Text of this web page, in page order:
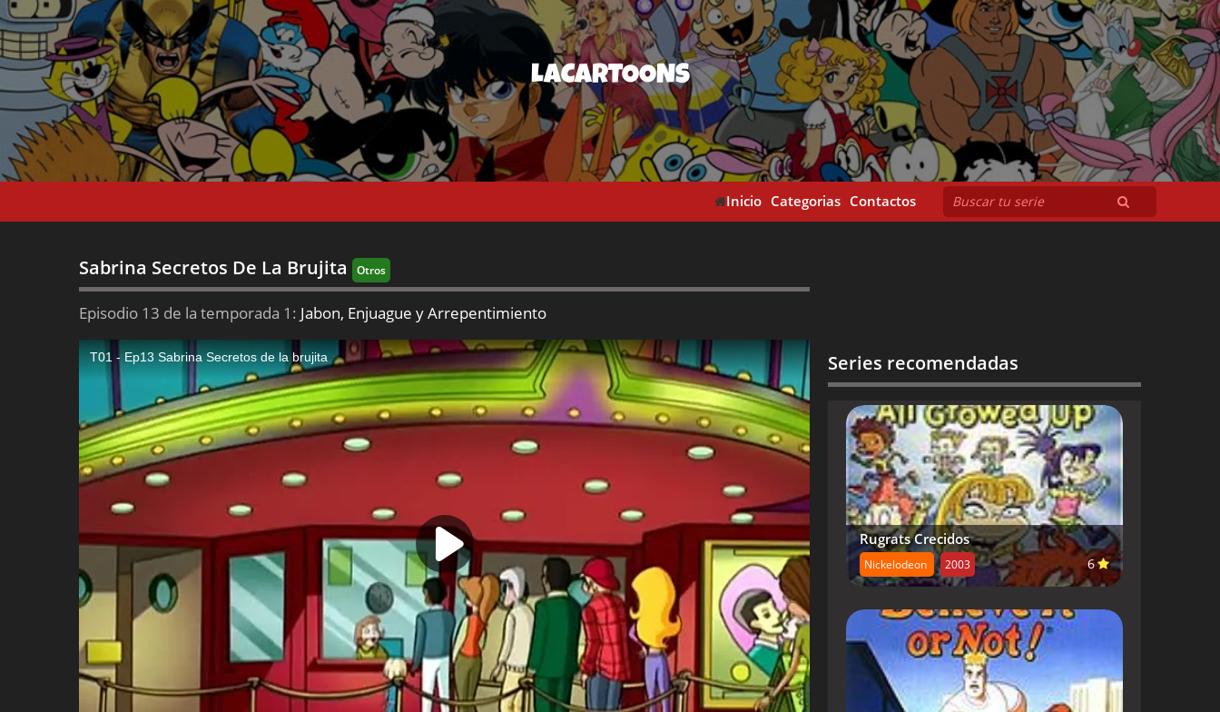
LACARTOONS
Inicio Categorias Contactos
Sabrina Secretos De La Brujita Otros
Episodio 13 de la temporada 1: Jabon, Enjuague y Arrepentimiento
Series recomendadas
Rugrats Crecidos
Nickelodeon 2003 6